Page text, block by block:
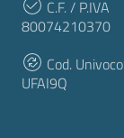
C.F. / P.IVA
80074210370
Cod. Univoco
UFAI9Q